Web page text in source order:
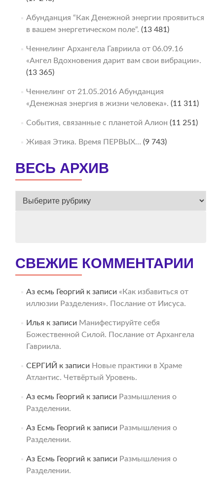
Абунданция “Как Денежной энергии проявиться
в вашем энергетическом поле“. (13 481)
Ченнелинг Архангела Гавриила от 06.09.16
«Ангел Вдохновения дарит вам свои вибрации».
(13 365)
Ченнелинг от 21.05.2016 Абунданция
«Денежная энергия в жизни человека». (11 311)
События, связанные с планетой Алион (11 251)
Живая Этика. Время ПЕРВЫХ… (9 743)
ВЕСЬ АРХИВ
ВЕСЬ
СВЕЖИЕ КОММЕНТАРИИ
Аз есмь Георгий к записи «Как избавиться от
иллюзии Разделения». Послание от Иисуса.
Илья к записи Манифестируйте себя
Божественной Силой. Послание от Архангела
Гавриила.
СЕРГИЙ к записи Новые практики в Храме
Атлантис. Четвёртый Уровень.
Аз есмь Георгий к записи Размышления о
Разделении.
Аз Есмь Георгий к записи Размышления о
Разделении.
Аз Есмь Георгий к записи Размышления о
Разделении.